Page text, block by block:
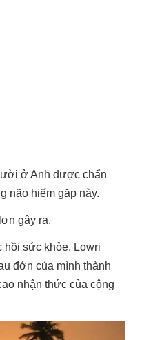
ở Anh được chẩn
não hiếm gặp này.
gây ra.
hồi sức khỏe, Lowri
đớn của mình thành
nhận thức của cộng